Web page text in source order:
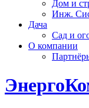
Дом и
Инж.
Дача
Сад и
О компании